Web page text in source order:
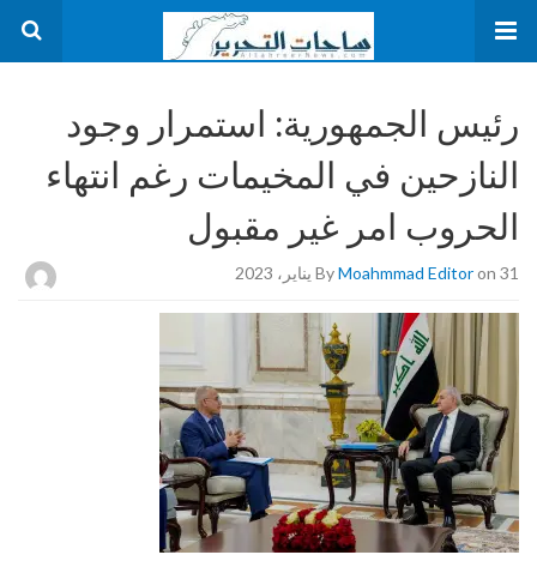
رئيس الجمهورية: استمرار وجود
النازحين في المخيمات رغم انتهاء
الحروب امر غير مقبول
ByMoahmmad Editoron 31 يناير، 2023